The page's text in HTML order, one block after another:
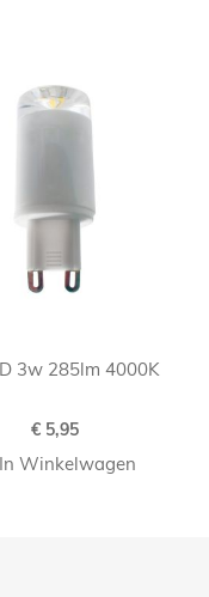
3w 285lm 4000K
€ 5,95
In Winkelwagen